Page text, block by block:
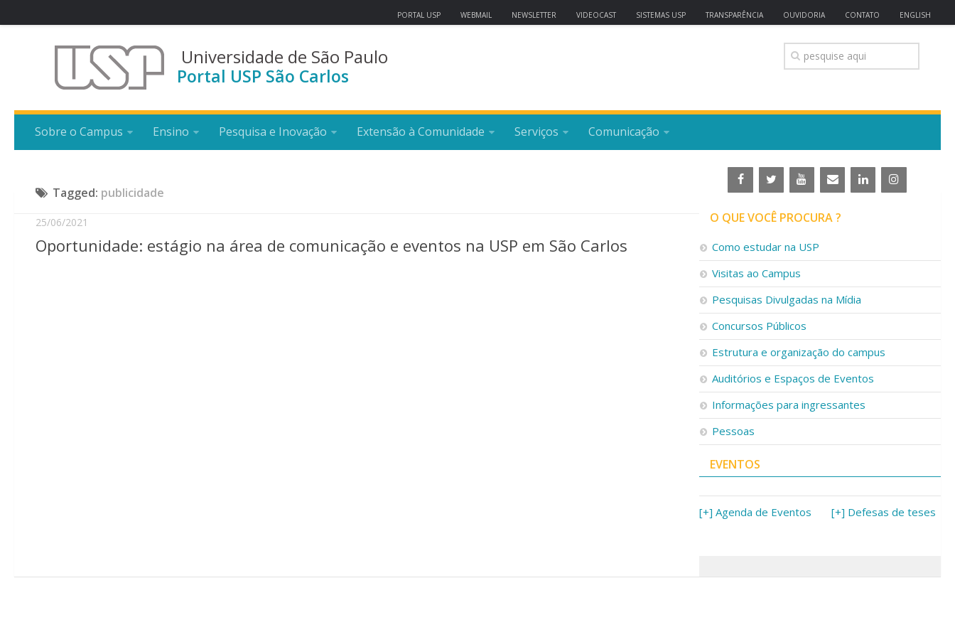
PORTAL USP WEBMAIL NEWSLETTER VIDEOCAST SISTEMAS USP TRANSPARÊNCIA OUVIDORIA CONTATO ENGLISH
Universidade de São Paulo
Portal USP São Carlos
Sobre o Campus Ensino Pesquisa e Inovação Extensão à Comunidade Serviços Comunicação
Tagged: publicidade
25/06/2021
Oportunidade: estágio na área de comunicação e eventos na USP em São Carlos
O QUE VOCÊ PROCURA ?
Como estudar na USP
Visitas ao Campus
Pesquisas Divulgadas na Mídia
Concursos Públicos
Estrutura e organização do campus
Auditórios e Espaços de Eventos
Informações para ingressantes
Pessoas
EVENTOS
[+] Agenda de Eventos [+] Defesas de teses